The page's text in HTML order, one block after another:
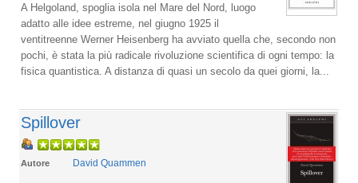
A Helgoland, spoglia isola nel Mare del Nord, luogo
adatto alle idee estreme, nel giugno 1925 il
ventitreenne Werner Heisenberg ha avviato quella che, secondo non
pochi, è stata la più radicale rivoluzione scientifica di ogni tempo: la
fisica quantistica. A distanza di quasi un secolo da quei giorni, la...
Spillover
Autore David Quammen